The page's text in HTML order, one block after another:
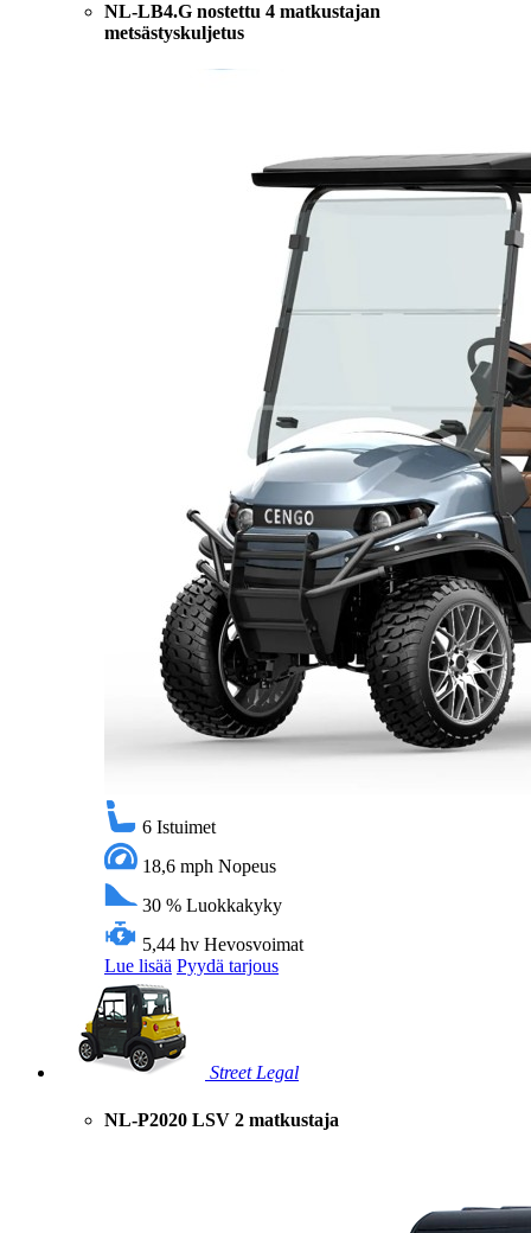
NL-LB4.G nostettu 4 matkustajan
metsästyskuljetus
6 Istuimet
18,6 mph Nopeus
30 % Luokkakyky
5,44 hv Hevosvoimat
Lue lisää Pyydä tarjous
Street Legal
NL-P2020 LSV 2 matkustaja